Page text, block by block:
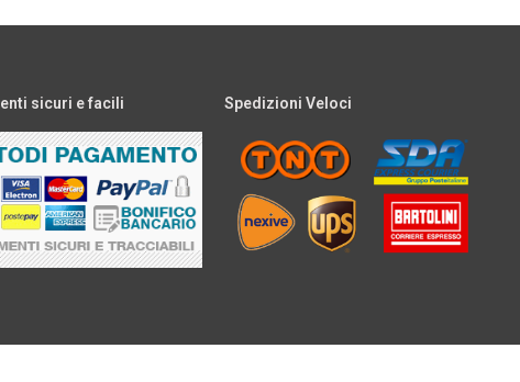
sicuri e facili Spedizioni Veloci